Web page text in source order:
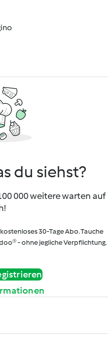
du siehst?
000 weitere warten auf
30-Tage Abo. Tauche
- ohne jegliche Verpflichtung.